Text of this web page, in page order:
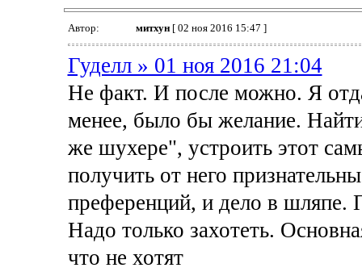
Автор: митхун[ 02 ноя 2016 15:47 ]
Гуделл » 01 ноя 2016 21:04
Не факт. И после можно. Я
менее, было бы желание.
же шухере", устроить этот
получить от него
преференций, и дело в шляпе.
Надо только захотеть.
что не хотят